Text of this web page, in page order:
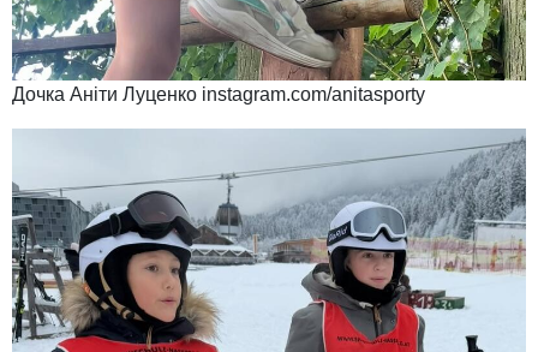
Дочка Аніти Луценко instagram.com/anitasporty